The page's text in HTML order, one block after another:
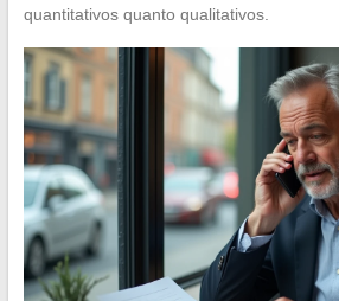
quantitativos quanto qualitativos.